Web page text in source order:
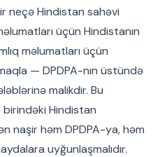
neçə Hindistan sahəvi
üçün Hindistanın
məlumatları üçün
— DPDPA-nın üstündə
malikdir. Bu
Hindistan
naşir həm DPDPA-ya, həm
uyğunlaşmalıdır.